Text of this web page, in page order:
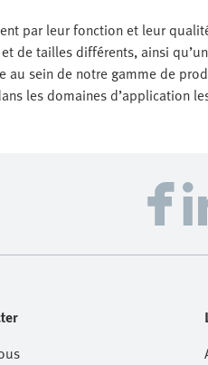
par leur fonction et leur
de tailles différents, ainsi
sein de notre gamme de
les domaines d’application